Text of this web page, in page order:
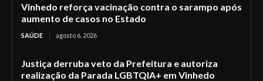
Vinhedo reforça vacinação contra o sarampo após
aumento de casos no Estado
SAÚDE agosto 6, 2026
Justiça derruba veto da Prefeitura e autoriza
realização da Parada LGBTQIA+ em Vinhedo